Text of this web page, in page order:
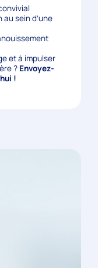
sein d’une
et à impulser
? Envoyez-
!